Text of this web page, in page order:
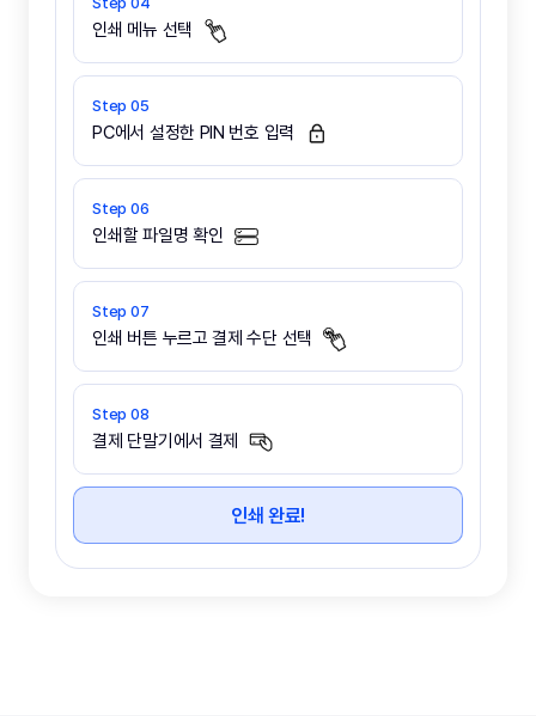
인쇄 메뉴 선택
PC에서 설정한 PIN 번호 입력
인쇄할 파일명 확인
인쇄 버튼 누르고 결제 수단 선택
결제 단말기에서 결제
인쇄 완료!